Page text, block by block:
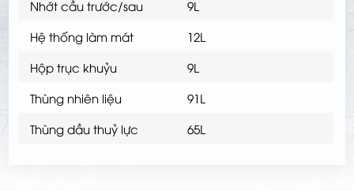
Nhớt cầu trước/sau
9L
Hệ thống làm mát
12L
Hộp trục khuỷu
9L
Thùng nhiên liệu
91L
Thùng dầu thuỷ lực
65L